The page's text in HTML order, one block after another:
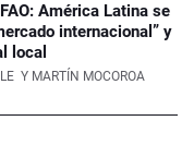
América Latina se
internacional” y
local
Y MARTÍN MOCOROA